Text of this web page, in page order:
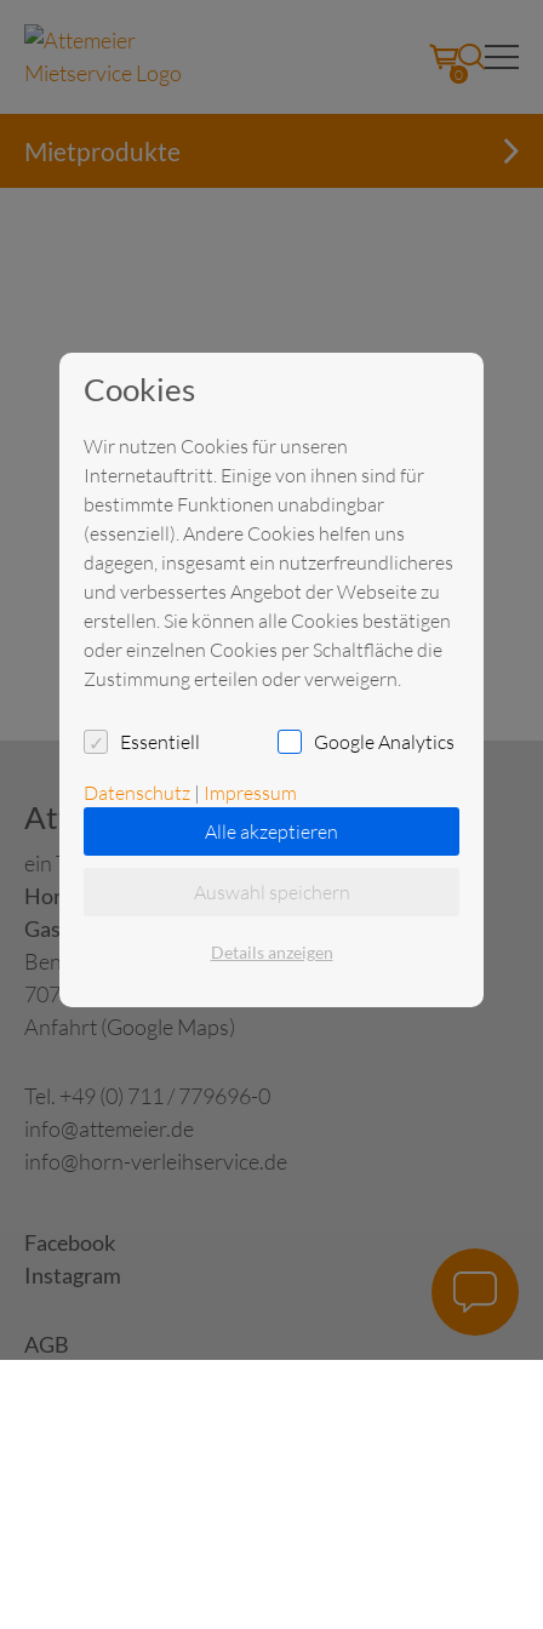
0
Mietprodukte
Attemeier Mietservice
ein Tochterunternehmen von
Horn Verleihservice
Gastronomie-Großhandel
Benzstraße 17
70771 Leinfelden-Echterdingen
Anfahrt (Google Maps)
Tel. +49 (0) 711 / 779696-0
info@attemeier.de
info@horn-verleihservice.de
Facebook
Instagram
AGB
Cookies
Wir nutzen Cookies für unseren
Internetauftritt. Einige von ihnen sind für
bestimmte Funktionen unabdingbar
(essenziell). Andere Cookies helfen uns
dagegen, insgesamt ein nutzerfreundlicheres
und verbessertes Angebot der Webseite zu
erstellen. Sie können alle Cookies bestätigen
oder einzelnen Cookies per Schaltfläche die
Zustimmung erteilen oder verweigern.
Essentiell Google Analytics
Datenschutz | Impressum
Alle akzeptieren
Auswahl speichern
Details anzeigen